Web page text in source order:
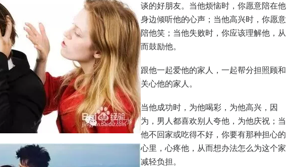
谈的好朋友。当他烦恼时，你愿意陪在他
身边倾听他的心声；当他高兴时，你愿意
陪他笑；当他失败时，你应该理解他，从
而鼓励他。
跟他一起爱他的家人，一起帮分担照顾和
关心他的家人。
当他成功时，为他喝彩，为他高兴，因
为，男人都喜欢别人夸他，为他庆祝；当
他不回家或吃得不好，你要有那种担心的
心里，心疼他，从而想办法怎么为这个家
减轻负担。